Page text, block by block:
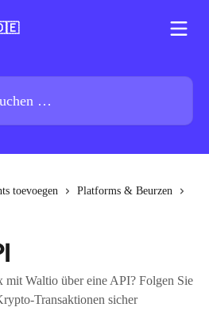
🇩🇪
toevoegen
Platforms & Beurzen
mit Waltio über eine API? Folgen Sie
Transaktionen sicher